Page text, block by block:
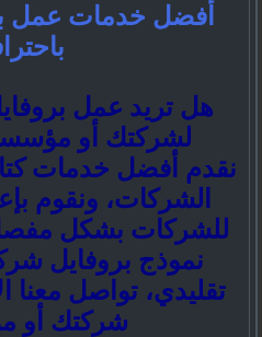
أفضل خدمات عمل
هل تريد عمل
لشركتك أو
نقدم أفضل خدمات
الشركات، ونقوم
للشركات بشكل
نموذج بروفايل
تقليدي، تواصل معنا
شركتك أو